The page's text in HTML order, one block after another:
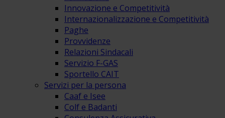
Innovazione e Competitività
Internazionalizzazione e Competitività
Paghe
Provvidenze
Relazioni Sindacali
Servizio F-GAS
Sportello CAIT
Servizi per la persona
Caaf e Isee
Colf e Badanti